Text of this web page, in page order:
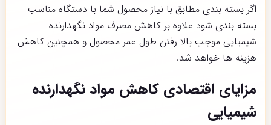
اگر بسته بندی مطابق با نیاز محصول شما با دستگاه مناسب
بسته بندی شود علاوه بر کاهش مصرف مواد نگهدارنده
شیمیایی موجب بالا رفتن طول عمر محصول و همچنین کاهش
هزینه ها خواهد شد.
مزایای اقتصادی کاهش مواد نگهدارنده
شیمیایی